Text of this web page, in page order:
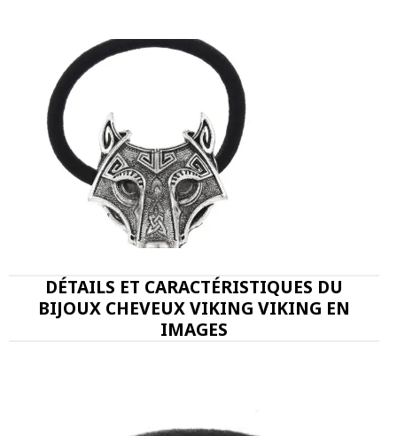
DÉTAILS ET CARACTÉRISTIQUES DU
BIJOUX CHEVEUX VIKING VIKING EN
IMAGES